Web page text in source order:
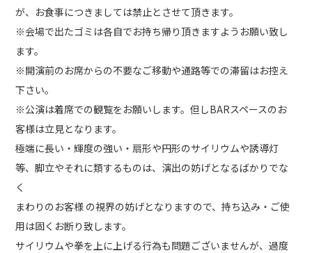
が、お食事につきましては禁止とさせて頂きます。
※会場で出たゴミは各自でお持ち帰り頂きますようお願い致し
ます。
※開演前のお席からの不要なご移動や通路等での滞留はお控え
下さい。
※公演は着席での観覧をお願いします。但しBARスペースのお
客様は立見となります。
極端に長い・輝度の強い・扇形や円形のサイリウムや誘導灯
等、脚立やそれに類するものは、演出の妨げとなるばかりでな
く
まわりのお客様 の視界の妨げとなりますので、持ち込み・ご使
用は固くお断り致します。
サイリウムや拳を上に上げる行為も問題ございませんが、過度